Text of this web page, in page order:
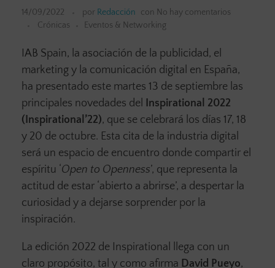
14/09/2022 por Redacción con No hay comentarios
Crónicas
Eventos & Networking
IAB Spain, la asociación de la publicidad, el
marketing y la comunicación digital en España,
ha presentado este martes 13 de septiembre las
principales novedades del Inspirational 2022
(Inspirational’22), que se celebrará los días 17, 18
y 20 de octubre. Esta cita de la industria digital
será un espacio de encuentro donde compartir el
espíritu ‘Open to Openness’, que representa la
actitud de estar ‘abierto a abrirse’, a despertar la
curiosidad y a dejarse sorprender por la
inspiración.
La edición 2022 de Inspirational llega con un
claro propósito, tal y como afirma David Pueyo,